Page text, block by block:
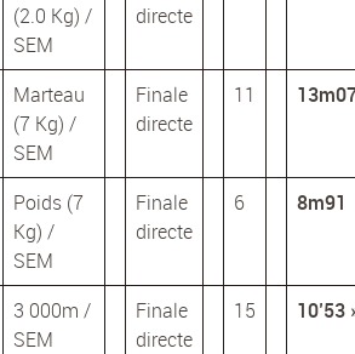
(2.0 Kg) /
SEM
directe
Marteau
(7 Kg) /
SEM
Finale
directe
11
Poids (7
Kg) /
SEM
Finale
directe
6 8m91
3 000m /
SEM
Finale
directe
15 10’53